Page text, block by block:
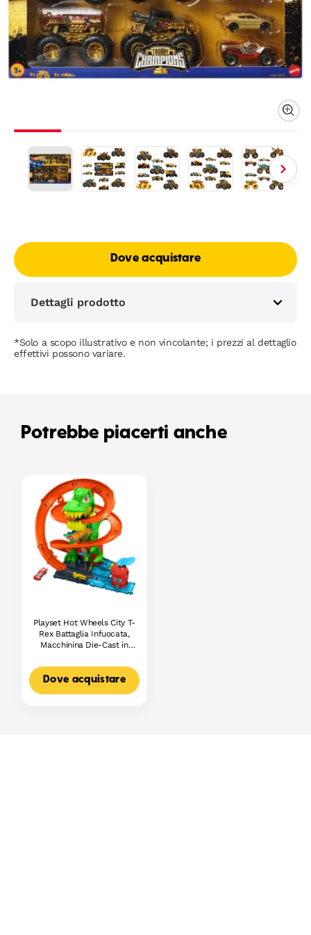
Dove acquistare
Dettagli prodotto
*Solo a scopo illustrativo e non vincolante; i prezzi al dettaglio
effettivi possono variare.
Potrebbe piacerti anche
Playset Hot Wheels City T-
Rex Battaglia Infuocata,
Macchinina Die-Cast in
Nemico
Dove acquistare